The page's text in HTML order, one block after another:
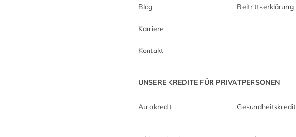
Blog
Karriere
Kontakt
Beitrittserklärung
UNSERE KREDITE FÜR PRIVATPERSONEN
Autokredit Gesundheitskredit